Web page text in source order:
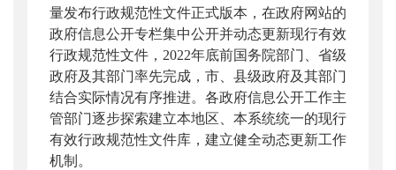
量发布行政规范性文件正式版本，在政府网站的
政府信息公开专栏集中公开并动态更新现行有效
行政规范性文件，2022年底前国务院部门、省级
政府及其部门率先完成，市、县级政府及其部门
结合实际情况有序推进。各政府信息公开工作主
管部门逐步探索建立本地区、本系统统一的现行
有效行政规范性文件库，建立健全动态更新工作
机制。